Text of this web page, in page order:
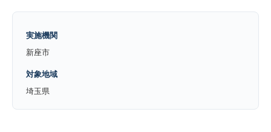
実施機関
新座市
対象地域
埼玉県